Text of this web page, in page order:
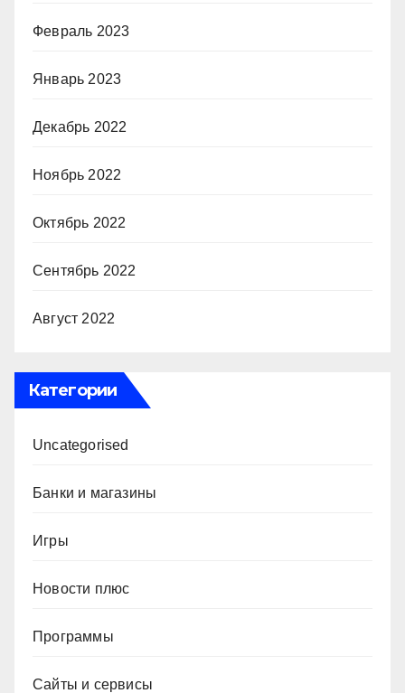
Февраль 2023
Январь 2023
Декабрь 2022
Ноябрь 2022
Октябрь 2022
Сентябрь 2022
Август 2022
Категории
Uncategorised
Банки и магазины
Игры
Новости плюс
Программы
Сайты и сервисы